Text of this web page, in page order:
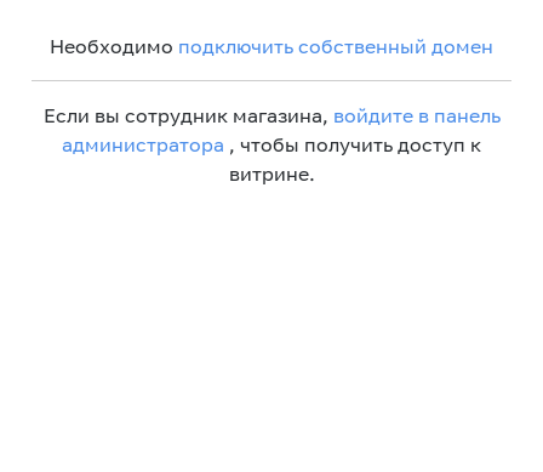
Необходимо подключить собственный домен
Если вы сотрудник магазина, войдите в панель
администратора , чтобы получить доступ к
витрине.